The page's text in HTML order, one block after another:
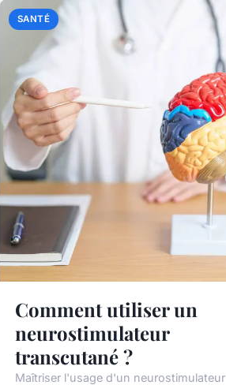
SANTÉ
Comment utiliser un
neurostimulateur
transcutané ?
Maîtriser l'usage d'un neurostimulateur